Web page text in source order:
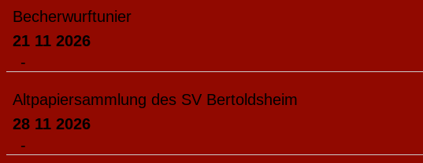
Becherwurftunier
21 11 2026
-
Altpapiersammlung des SV Bertoldsheim
28 11 2026
-